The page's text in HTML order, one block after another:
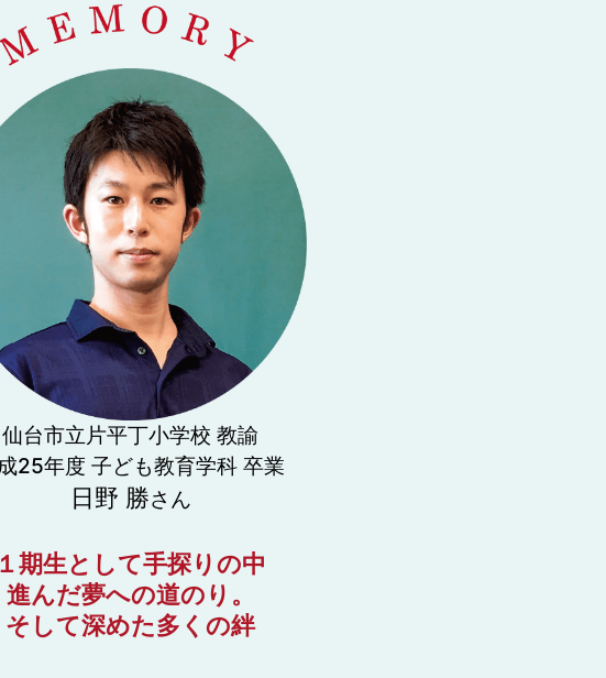
仙台市立片平丁小学校 教諭
25年度 子ども教育学科 卒業
日野 勝さん
１期生として手探りの中
進んだ夢への道のり。
そして深めた多くの絆